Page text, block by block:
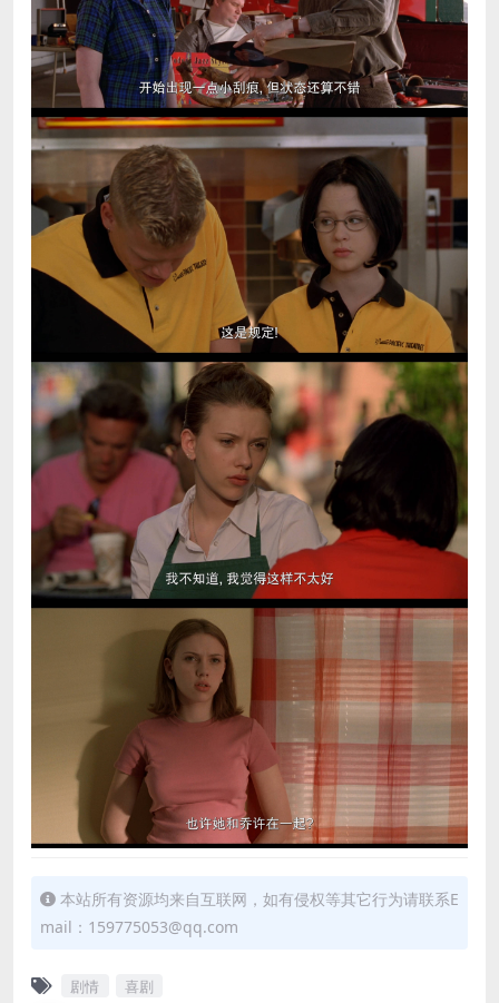
本站所有资源均来自互联网，如有侵权等其它行为请联系E
mail：159775053@qq.com
剧情 喜剧